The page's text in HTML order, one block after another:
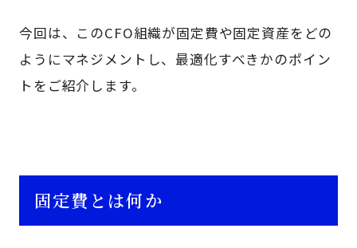
今回は、このCFO組織が固定費や固定資産をどの
ようにマネジメントし、最適化すべきかのポイン
トをご紹介します。
固定費とは何か